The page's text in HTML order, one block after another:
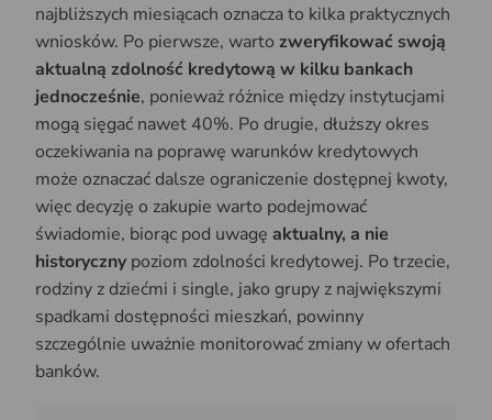
najbliższych miesiącach oznacza to kilka praktycznych
wniosków. Po pierwsze, warto zweryfikować swoją
aktualną zdolność kredytową w kilku bankach
jednocześnie, ponieważ różnice między instytucjami
mogą sięgać nawet 40%. Po drugie, dłuższy okres
oczekiwania na poprawę warunków kredytowych
może oznaczać dalsze ograniczenie dostępnej kwoty,
więc decyzję o zakupie warto podejmować
świadomie, biorąc pod uwagę aktualny, a nie
historycznypoziom zdolności kredytowej. Po trzecie,
rodziny z dziećmi i single, jako grupy z największymi
spadkami dostępności mieszkań, powinny
szczególnie uważnie monitorować zmiany w ofertach
banków.